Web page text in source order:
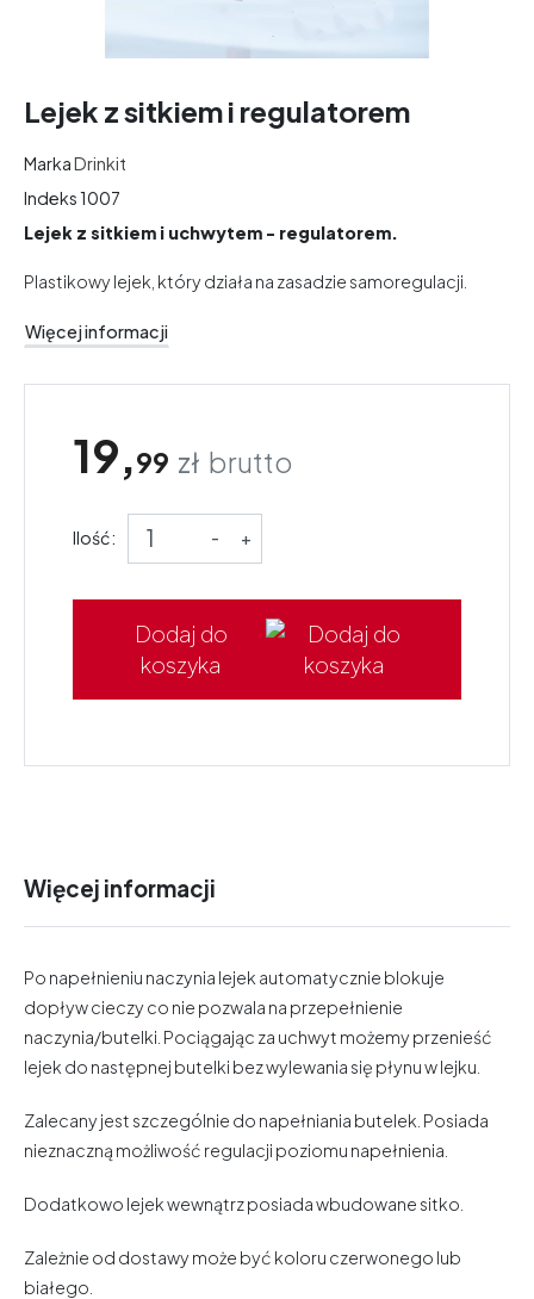
Lejek z sitkiem i regulatorem
MarkaDrinkit
Indeks1007
Lejek z sitkiem i uchwytem - regulatorem.
Plastikowy lejek, który działa na zasadzie samoregulacji.
Więcej informacji
19,99 zł brutto
Ilość: - +
Dodaj do
koszyka
Więcej informacji
Po napełnieniu naczynia lejek automatycznie blokuje
dopływ cieczy co nie pozwala na przepełnienie
naczynia/butelki. Pociągając za uchwyt możemy przenieść
lejek do następnej butelki bez wylewania się płynu w lejku.
Zalecany jest szczególnie do napełniania butelek. Posiada
nieznaczną możliwość regulacji poziomu napełnienia.
Dodatkowo lejek wewnątrz posiada wbudowane sitko.
Zależnie od dostawy może być koloru czerwonego lub
białego.